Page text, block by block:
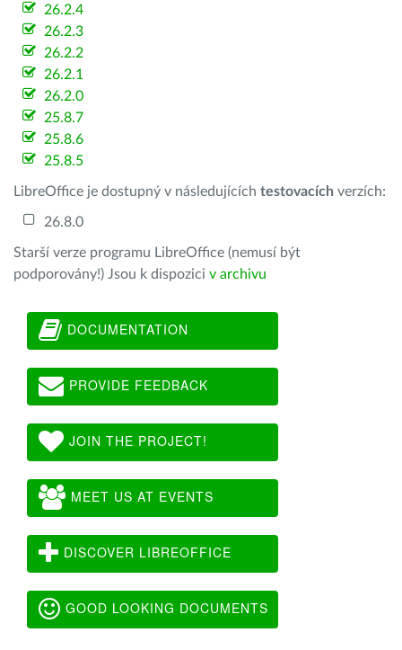
26.2.4
26.2.3
26.2.2
26.2.1
26.2.0
25.8.7
25.8.6
25.8.5
LibreOffice je dostupný v následujících testovacích verzích:
26.8.0
Starší verze programu LibreOffice (nemusí být
podporovány!) Jsou k dispozici v archivu
DOCUMENTATION
PROVIDE FEEDBACK
JOIN THE PROJECT!
MEET US AT EVENTS
DISCOVER LIBREOFFICE
GOOD LOOKING DOCUMENTS